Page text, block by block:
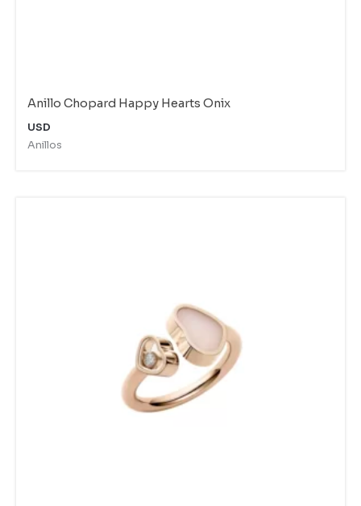
Anillo Chopard Happy Hearts Onix
USD
Anillos